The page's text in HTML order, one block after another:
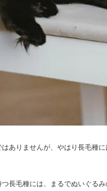
ありませんが、やはり長毛種
長毛種には、まるでぬいぐる